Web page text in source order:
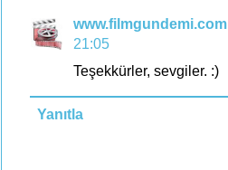
www.filmgundemi.com
21:05
Teşekkürler, sevgiler. :)
Yanıtla